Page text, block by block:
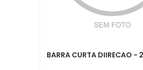
BARRA CURTA DIIRECAO